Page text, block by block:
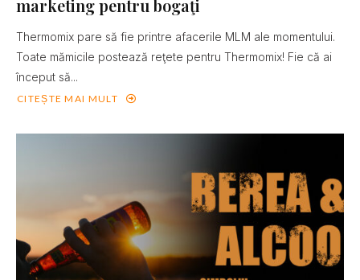
marketing pentru bogaţi
Thermomix pare să fie printre afacerile MLM ale momentului.
Toate mămicile postează reţete pentru Thermomix! Fie că ai
început să...
CITEȘTE MAI MULT